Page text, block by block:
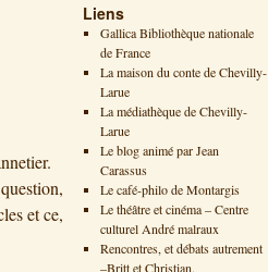
et ce,
Liens
Gallica Bibliothèque nationale
de France
La maison du conte de Chevilly-
Larue
La médiathèque de Chevilly-
Larue
Le blog animé par Jean
Carassus
Le café-philo de Montargis
Le théâtre et cinéma – Centre
culturel André malraux
Rencontres, et débats autrement
–Britt et Christian.